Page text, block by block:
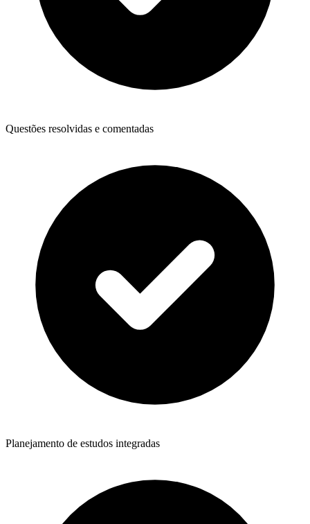
Questões resolvidas e comentadas
Planejamento de estudos integradas